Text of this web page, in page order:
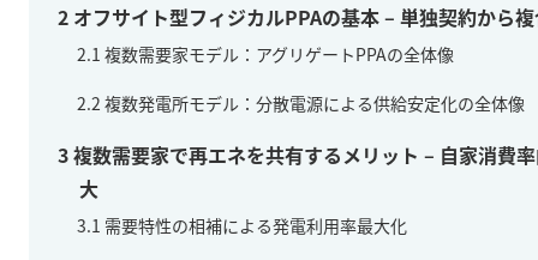
2 オフサイト型フィジカルPPAの基本 – 単独契約から
2.1 複数需要家モデル：アグリゲートPPAの全体像
2.2 複数発電所モデル：分散電源による供給安定化の全体像
3複数需要家で再エネを共有するメリット – 自家消費
大
3.1 需要特性の相補による発電利用率最大化